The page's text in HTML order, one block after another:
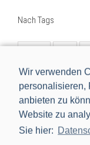
Wir verwenden
personalisieren,
anbieten zu
Website zu
Sie hier:
Nach Tags
Digitalisierung der
energytransition